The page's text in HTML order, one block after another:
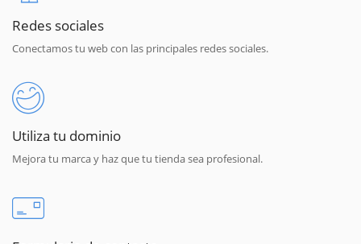
Redes sociales
Conectamos tu web con las principales redes sociales.
Utiliza tu dominio
Mejora tu marca y haz que tu tienda sea profesional.